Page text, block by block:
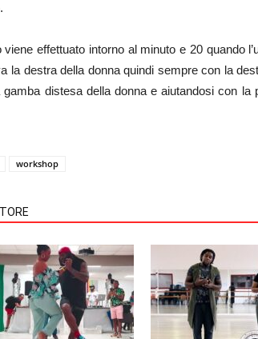
effettuato intorno al minuto e 20 quando
la destra della donna quindi sempre con la
distesa della donna e aiutandosi con la
workshop